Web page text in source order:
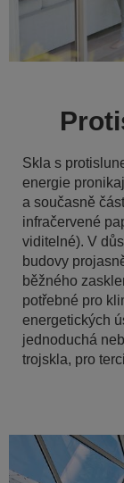
Skla s
energie
a současně
infračervené
viditelné). V
budovy
běžného
potřebné pro
energetických
jednoduchá
trojskla, pro